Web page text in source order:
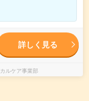
詳しく見る
ルケア事業部